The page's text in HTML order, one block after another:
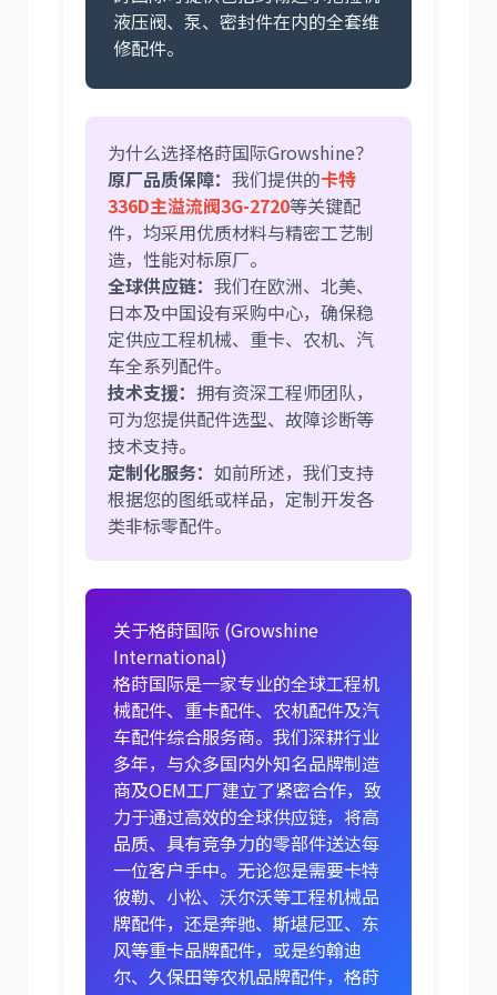
液压阀、泵、密封件在内的全套维
修配件。
为什么选择格莳国际Growshine？
原厂品质保障： 我们提供的卡特
336D主溢流阀3G-2720等关键配
件，均采用优质材料与精密工艺制
造，性能对标原厂。
全球供应链： 我们在欧洲、北美、
日本及中国设有采购中心，确保稳
定供应工程机械、重卡、农机、汽
车全系列配件。
技术支援： 拥有资深工程师团队，
可为您提供配件选型、故障诊断等
技术支持。
定制化服务： 如前所述，我们支持
根据您的图纸或样品，定制开发各
类非标零配件。
关于格莳国际 (Growshine
International)
格莳国际是一家专业的全球工程机
械配件、重卡配件、农机配件及汽
车配件综合服务商。我们深耕行业
多年，与众多国内外知名品牌制造
商及OEM工厂建立了紧密合作，致
力于通过高效的全球供应链，将高
品质、具有竞争力的零部件送达每
一位客户手中。无论您是需要卡特
彼勒、小松、沃尔沃等工程机械品
牌配件，还是奔驰、斯堪尼亚、东
风等重卡品牌配件，或是约翰迪
尔、久保田等农机品牌配件，格莳